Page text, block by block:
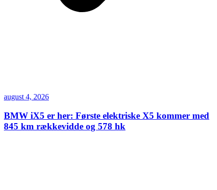
august 4, 2026
BMW iX5 er her: Første elektriske X5 kommer med
845 km rækkevidde og 578 hk